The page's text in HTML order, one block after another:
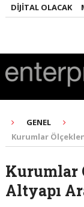
OLACAK
GENEL
Kurumlar
Kurumlar
Altyapı